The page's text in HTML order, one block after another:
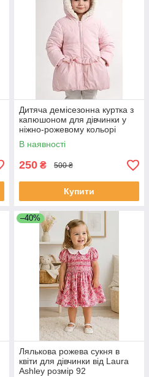
Дитяча демісезонна куртка з
капюшоном для дівчинки у
ніжно-рожевому кольорі
В наявності
250 ₴ 500 ₴
Купити
–40%
Лялькова рожева сукня в
квіти для дівчинки від Laura
Ashley розмір 92